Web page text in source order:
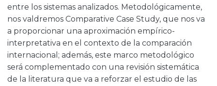
entre los sistemas analizados. Metodológicamente,
nos valdremos Comparative Case Study, que nos va
a proporcionar una aproximación empírico-
interpretativa en el contexto de la comparación
internacional; además, este marco metodológico
será complementado con una revisión sistemática
de la literatura que va a reforzar el estudio de las